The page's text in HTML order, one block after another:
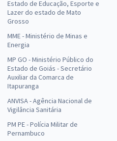
Estado de Educação, Esporte e
Lazer do estado de Mato
Grosso
MME - Ministério de Minas e
Energia
MP GO - Ministério Público do
Estado de Goiás - Secretário
Auxiliar da Comarca de
Itapuranga
ANVISA - Agência Nacional de
Vigilância Sanitária
PM PE - Polícia Militar de
Pernambuco